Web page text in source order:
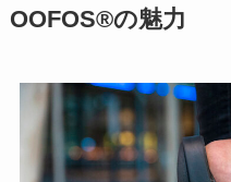
OOFOS®の魅力